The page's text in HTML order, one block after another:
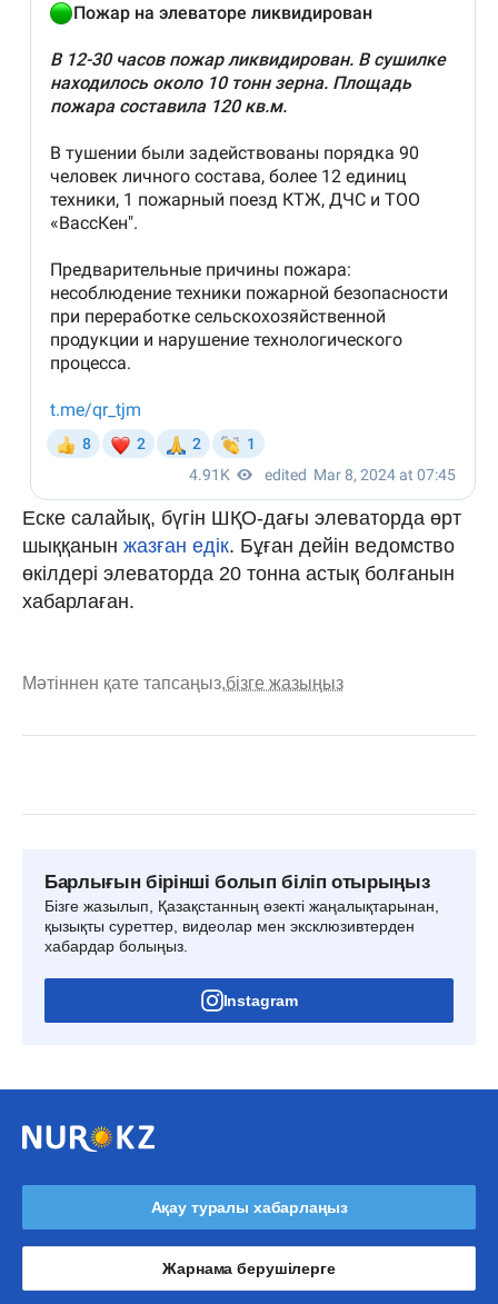
Еске салайық, бүгін ШҚО-дағы элеваторда өрт
шыққанын жазған едік. Бұған дейін ведомство
өкілдері элеваторда 20 тонна астық болғанын
хабарлаған.
Мәтіннен қате тапсаңыз,бізге жазыңыз
Барлығын бірінші болып біліп отырыңыз
Бізге жазылып, Қазақстанның өзекті жаңалықтарынан,
қызықты суреттер, видеолар мен эксклюзивтерден
хабардар болыңыз.
Instagram
Ақау туралы хабарлаңыз
Жарнама берушілерге